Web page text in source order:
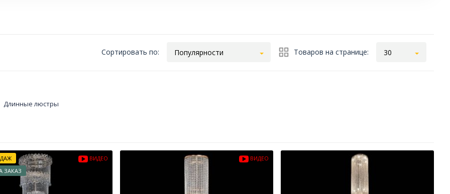
30
Товаров на странице:
Популярности
Сортировать по:
Длинные люстры
ЗАКАЗ
ВИДЕО ВИДЕО